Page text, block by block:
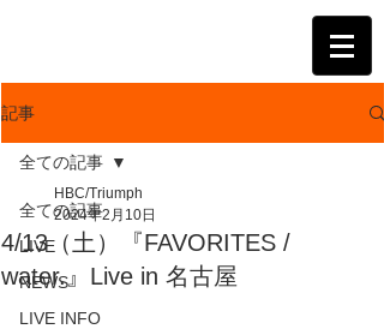
記事
全ての記事
LIVE
NEWS
LIVE INFO
全ての記事
4/13（土）『FAVORITES /
water.』Live in 名古屋
HBC/Triumph
2024年2月10日